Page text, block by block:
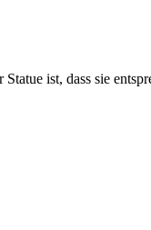
ist, dass sie